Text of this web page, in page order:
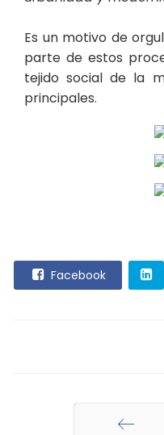
Es un motivo de
parte de estos
tejido social de la
principales.
Facebook